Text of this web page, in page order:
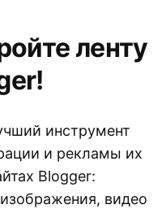
ленту
инструмент
и рекламы их
Blogger:
видео